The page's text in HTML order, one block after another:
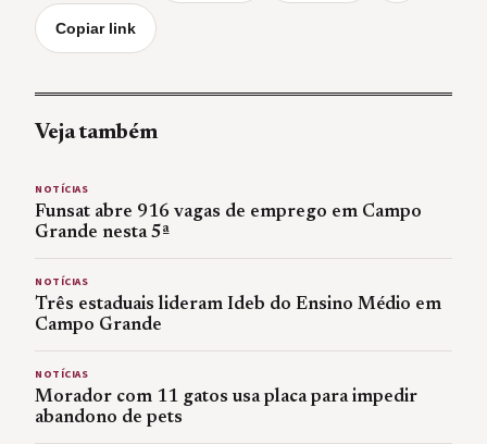
Copiar link
Veja também
NOTÍCIAS
Funsat abre 916 vagas de emprego em Campo
Grande nesta 5ª
NOTÍCIAS
Três estaduais lideram Ideb do Ensino Médio em
Campo Grande
NOTÍCIAS
Morador com 11 gatos usa placa para impedir
abandono de pets